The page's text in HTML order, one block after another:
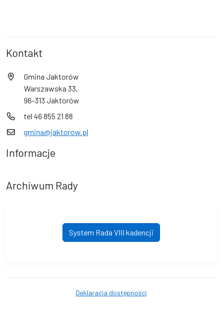
Kontakt
Gmina Jaktorów
Warszawska 33,
96-313 Jaktorów
tel 46 855 21 88
gmina@jaktorow.pl
Informacje
Archiwum Rady
System Rada VIII kadencji
Deklaracja dostępności